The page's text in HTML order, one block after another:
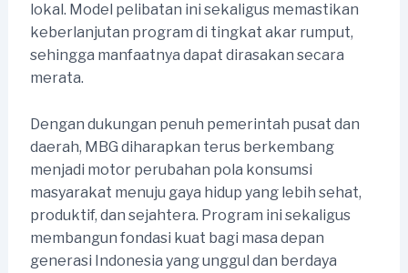
lokal. Model pelibatan ini sekaligus memastikan
keberlanjutan program di tingkat akar rumput,
sehingga manfaatnya dapat dirasakan secara
merata.
Dengan dukungan penuh pemerintah pusat dan
daerah, MBG diharapkan terus berkembang
menjadi motor perubahan pola konsumsi
masyarakat menuju gaya hidup yang lebih sehat,
produktif, dan sejahtera. Program ini sekaligus
membangun fondasi kuat bagi masa depan
generasi Indonesia yang unggul dan berdaya